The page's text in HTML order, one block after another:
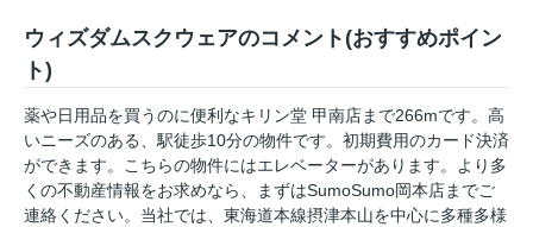
ウィズダムスクウェアのコメント(おすすめポイン
ト)
薬や日用品を買うのに便利なキリン堂 甲南店まで266mです。高
いニーズのある、駅徒歩10分の物件です。初期費用のカード決済
ができます。こちらの物件にはエレベーターがあります。より多
くの不動産情報をお求めなら、まずはSumoSumo岡本店までご
連絡ください。当社では、東海道本線摂津本山を中心に多種多様